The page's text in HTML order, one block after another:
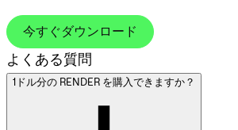
今すぐダウンロード
よくある質問
1ドル分の RENDER を購入できますか？